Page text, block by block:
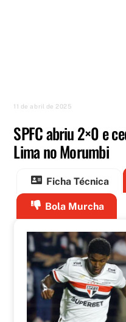
11 de abril de 2025
SPFC abriu 2×0 e
Lima no Morumbi
Ficha Técnica
Bola Murcha